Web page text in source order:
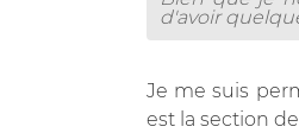
d'avoir
Je me suis
est la section